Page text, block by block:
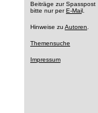
Beiträge zur Spasspost
bitte nur per E-Mai l.
Hinweise zu Autoren.
Themensuche
Impressum